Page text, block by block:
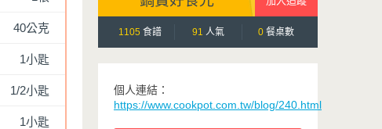
40公克
1小匙
1/2小匙
1小匙
1105 食譜 91 人氣 0 餐桌數
個人連結：
https://www.cookpot.com.tw/blog/240.html